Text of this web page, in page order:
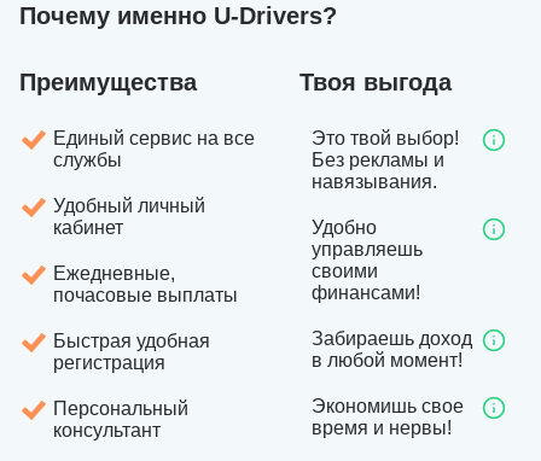
Почему именно U-Drivers?
Преимущества
Единый сервис на все
службы
Удобный личный
кабинет
Ежедневные,
почасовые выплаты
Быстрая удобная
регистрация
Персональный
консультант
Твоя выгода
Это твой выбор!
Без рекламы и
навязывания.
Удобно
управляешь
своими
финансами!
Забираешь доход
в любой момент!
Экономишь свое
время и нервы!